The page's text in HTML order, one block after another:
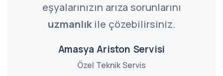
eşyalarınızın arıza sorunlarını
uzmanlıkile çözebilirsiniz.
Amasya Ariston Servisi
Özel Teknik Servis